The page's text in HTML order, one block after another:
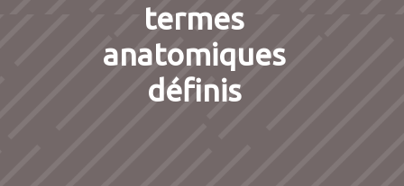
termes
anatomiques
définis